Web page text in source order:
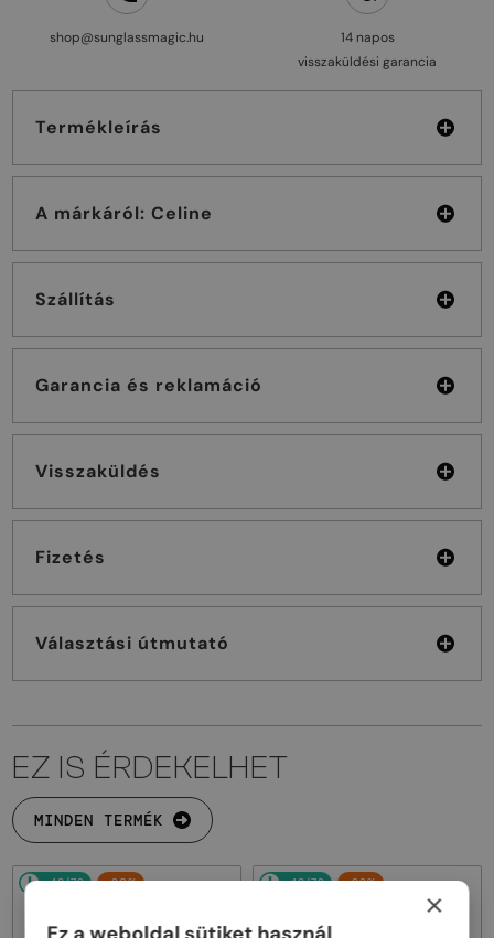
shop@sunglassmagic.hu
14 napos
visszaküldési garancia
Termékleírás
A márkáról: Celine
Szállítás
Garancia és reklamáció
Visszaküldés
Fizetés
Választási útmutató
EZ IS ÉRDEKELHET
MINDEN TERMÉK
48/72 -20% 48/72 -22%
×